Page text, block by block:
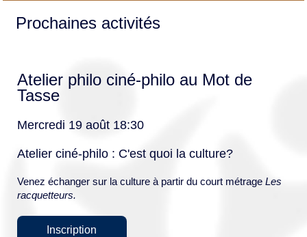
Prochaines activités
Atelier philo ciné-philo au Mot de
Tasse
Mercredi 19 août 18:30
Atelier ciné-philo : C'est quoi la culture?
Venez échanger sur la culture à partir du court métrage Les
racquetteurs.
Inscription